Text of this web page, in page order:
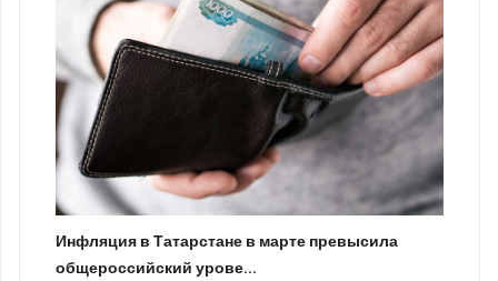
Инфляция в Татарстане в марте превысила
общероссийский урове...